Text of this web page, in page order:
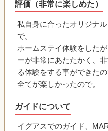
評価（非常に楽しめた）
私自身に合ったオリジナ
で。
ホームステイ体験をした
ーが非常にあたたかく、
る体験をする事ができたの
全てが楽しかったので。
ガイドについて
イグアスでのガイド、